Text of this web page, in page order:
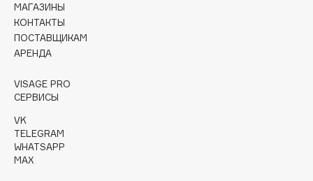
Curaprox
d'Alba
DARLING*
Darphin
МАГАЗИНЫ
КОНТАКТЫ
ПОСТАВЩИКАМ
АРЕНДА
VISAGE PRO
СЕРВИСЫ
VK
TELEGRAM
WHATSAPP
MAX